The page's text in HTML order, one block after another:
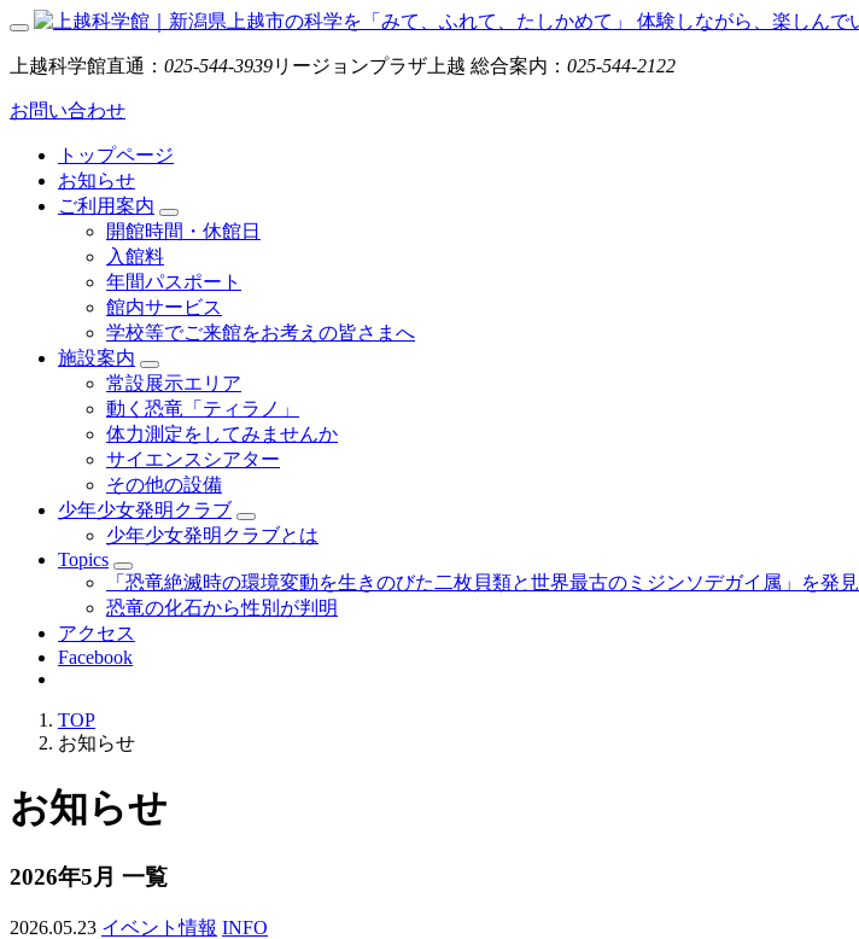
上越科学館直通： 025-544-3939リージョンプラザ上越 総合案内： 025-544-2122
お問い合わせ
トップページ
お知らせ
ご利用案内
開館時間・休館日
入館料
年間パスポート
館内サービス
学校等でご来館をお考えの皆さまへ
施設案内
常設展示エリア
動く恐竜「ティラノ」
体力測定をしてみませんか
サイエンスシアター
その他の設備
少年少女発明クラブ
少年少女発明クラブとは
Topics
「恐竜絶滅時の環境変動を生きのびた二枚貝類と世界最古のミジンソデガイ属」を発見
恐竜の化石から性別が判明
アクセス
Facebook
TOP
お知らせ
お知らせ
2026年5月 一覧
2026.05.23 イベント情報 INFO